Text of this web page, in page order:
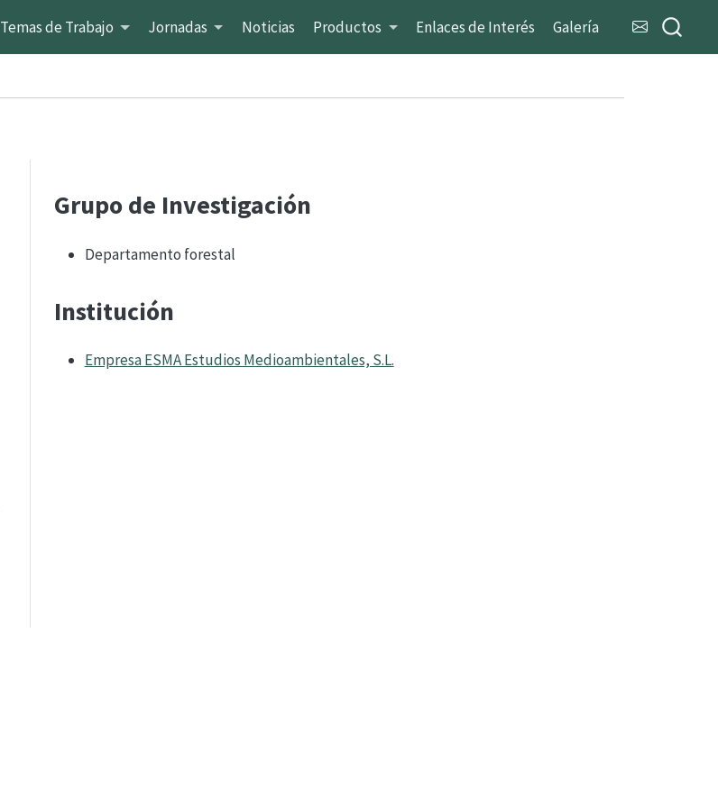
Temas de Trabajo Jornadas Noticias Productos Enlaces de Interés Galería
Grupo de Investigación
Departamento forestal
Institución
Empresa ESMA Estudios Medioambientales, S.L.